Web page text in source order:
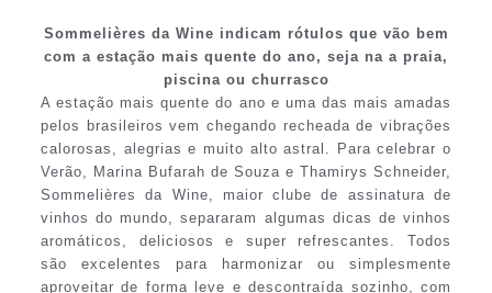
Sommelières da Wine indicam rótulos que vão bem
com a estação mais quente do ano, seja na a praia,
piscina ou churrasco
A estação mais quente do ano e uma das mais amadas
pelos brasileiros vem chegando recheada de vibrações
calorosas, alegrias e muito alto astral. Para celebrar o
Verão, Marina Bufarah de Souza e Thamirys Schneider,
Sommelières da Wine, maior clube de assinatura de
vinhos do mundo, separaram algumas dicas de vinhos
aromáticos, deliciosos e super refrescantes. Todos
são excelentes para harmonizar ou simplesmente
aproveitar de forma leve e descontraída sozinho, com